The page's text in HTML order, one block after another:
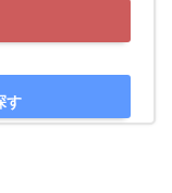
す